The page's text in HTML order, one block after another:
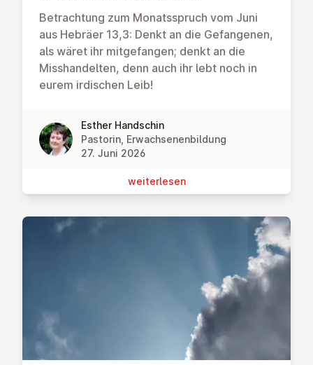
Betrachtung zum Monatsspruch vom Juni
aus Hebräer 13,3: Denkt an die Gefangenen,
als wäret ihr mitgefangen; denkt an die
Misshandelten, denn auch ihr lebt noch in
eurem irdischen Leib!
Esther Handschin
Pastorin, Erwachsenenbildung
27. Juni 2026
wei­ter­le­sen